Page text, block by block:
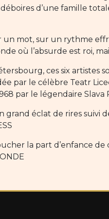
d’une famille
un mot, sur un rythme
où l’absurde est roi,
ces six artistes
par le célèbre Teatr
par le légendaire Slava
grand éclat de rires suivi
la part d’enfance